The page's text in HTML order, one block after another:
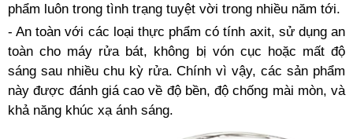
phẩm luôn trong tình trạng tuyệt vời trong nhiều năm tới.
- An toàn với các loại thực phẩm có tính axit, sử dụng an
toàn cho máy rửa bát, không bị vón cục hoặc mất độ
sáng sau nhiều chu kỳ rửa. Chính vì vậy, các sản phẩm
này được đánh giá cao về độ bền, độ chống mài mòn, và
khả năng khúc xạ ánh sáng.